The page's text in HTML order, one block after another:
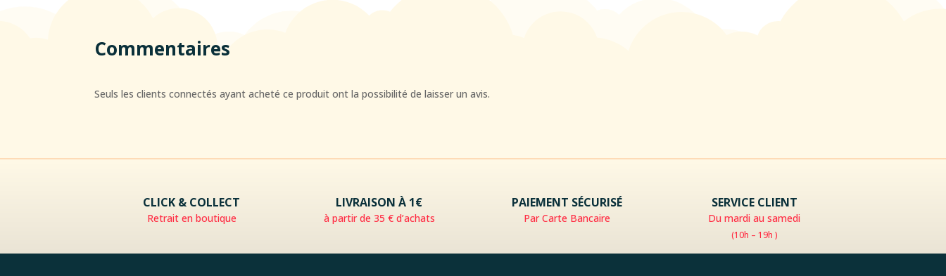
Commentaires
Seuls les clients connectés ayant acheté ce produit ont la possibilité de laisser un avis.
CLICK & COLLECT
Retrait en boutique
LIVRAISON À 1€
à partir de 35 € d’achats
PAIEMENT SÉCURISÉ
Par Carte Bancaire
SERVICE CLIENT
Du mardi au samedi
(10h – 19h )